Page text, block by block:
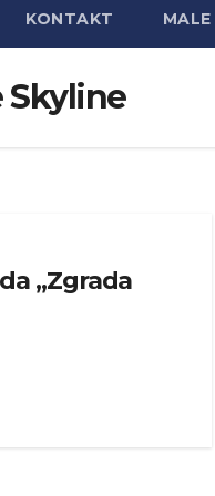
KONTAKT MALE
Skyline
„Zgrada